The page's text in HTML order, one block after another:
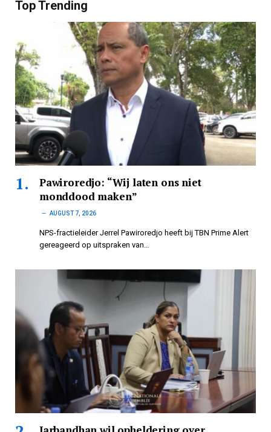
Top Trending
Pawiroredjo: “Wij laten ons niet
monddood maken”
AUGUST 7, 2026
NPS-fractieleider Jerrel Pawiroredjo heeft bij TBN Prime Alert
gereageerd op uitspraken van…